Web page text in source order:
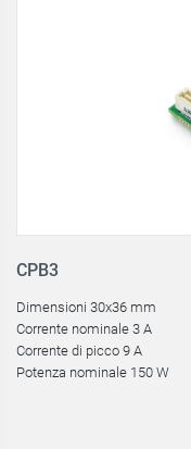
CPB3
Dimensioni 30x36 mm
Corrente nominale 3 A
Corrente di picco 9 A
Potenza nominale 150 W